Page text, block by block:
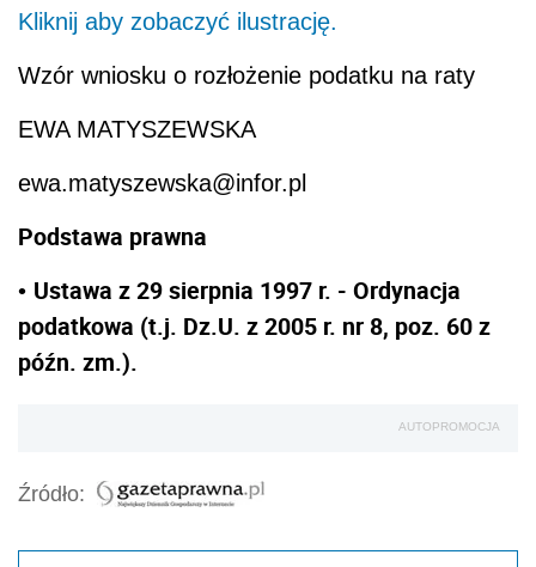
Kliknij aby zobaczyć ilustrację.
Wzór wniosku o rozłożenie podatku na raty
EWA MATYSZEWSKA
ewa.matyszewska@infor.pl
Podstawa prawna
• Ustawa z 29 sierpnia 1997 r. - Ordynacja
podatkowa (t.j. Dz.U. z 2005 r. nr 8, poz. 60 z
późn. zm.).
AUTOPROMOCJA
Źródło: